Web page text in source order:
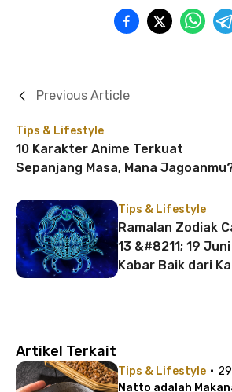
Tips & Lifestyle
10 Karakter Anime Terkuat
Sepanjang Masa, Mana
Previous Article
Tips & Lifestyle
Ramalan Zodiak
13 &#8211; 19
Kabar Baik dari
Artikel Terkait
Tips & Lifestyle ·
Natto adalah